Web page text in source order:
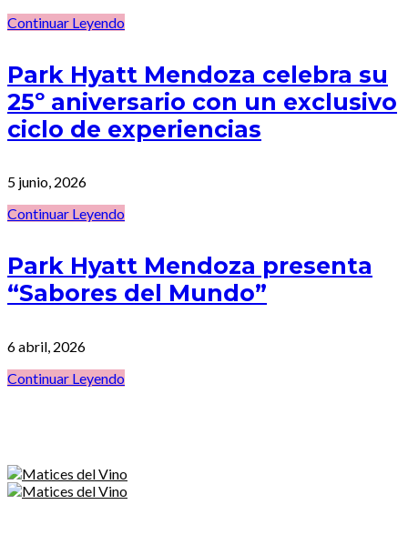
Continuar Leyendo
Park Hyatt Mendoza celebra su
25º aniversario con un exclusivo
ciclo de experiencias
5 junio, 2026
Continuar Leyendo
Park Hyatt Mendoza presenta
“Sabores del Mundo”
6 abril, 2026
Continuar Leyendo